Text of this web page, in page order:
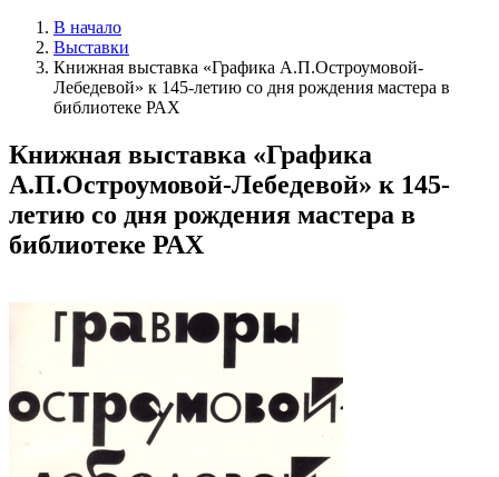
В начало
Выставки
Книжная выставка «Графика А.П.Остроумовой-
Лебедевой» к 145-летию со дня рождения мастера в
библиотеке РАХ
Книжная выставка «Графика
А.П.Остроумовой-Лебедевой» к 145-
летию со дня рождения мастера в
библиотеке РАХ